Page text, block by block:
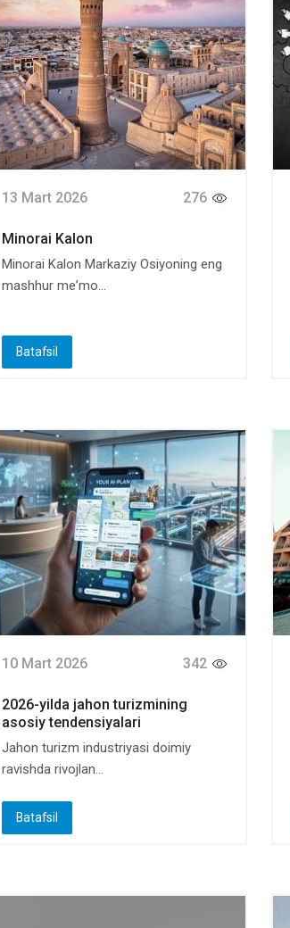
13 Mart 2026 276
Minorai Kalon
Minorai Kalon Markaziy Osiyoning eng
mashhur meʼmo...
Batafsil
10 Mart 2026 342
2026-yilda jahon turizmining
asosiy tendensiyalari
Jahon turizm industriyasi doimiy
ravishda rivojlan...
Batafsil